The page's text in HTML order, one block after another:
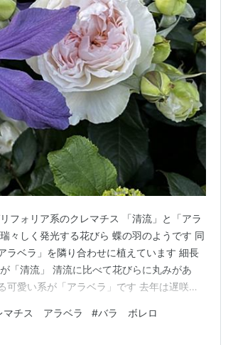
フォリア系のクレマチス 「清流」と「アラ
々しく発光する花びら 蝶の羽のようです 同
ラベラ」を隣り合わせに植えています 細長
「清流」 清流に比べて花びらに丸みがあ
可愛い系が「アラベラ」です 去年は遅咲き
インテグリフォリア系のクレマチスはツル
で誘引が楽…
マチス アラベラ #バラ ボレロ